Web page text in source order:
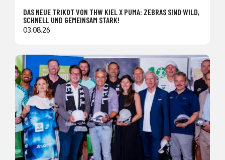
DAS NEUE TRIKOT VON THW KIEL X PUMA: ZEBRAS SIND WILD,
SCHNELL UND GEMEINSAM STARK!
03.08.26